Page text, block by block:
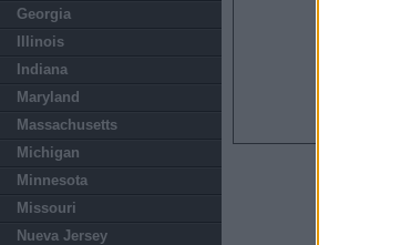
Georgia
Illinois
Indiana
Maryland
Massachusetts
Michigan
Minnesota
Missouri
Nueva Jersey